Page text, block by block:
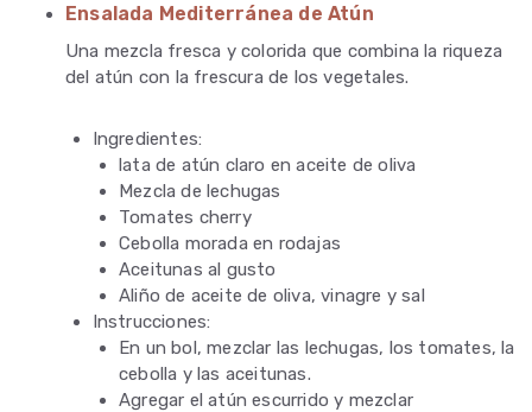
Ensalada Mediterránea de Atún
Una mezcla fresca y colorida que combina la riqueza
del atún con la frescura de los vegetales.
Ingredientes:
lata de atún claro en aceite de oliva
Mezcla de lechugas
Tomates cherry
Cebolla morada en rodajas
Aceitunas al gusto
Aliño de aceite de oliva, vinagre y sal
Instrucciones:
En un bol, mezclar las lechugas, los tomates, la
cebolla y las aceitunas.
Agregar el atún escurrido y mezclar